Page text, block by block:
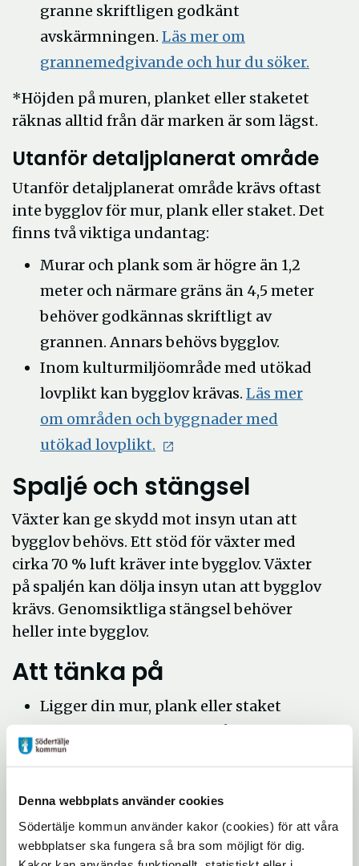
Denna webbplats använder cookies
Södertälje kommun använder kakor (cookies) för att våra
webbplatser ska fungera så bra som möjligt för dig.
granne skriftligen godkänt
avskärmningen. Läs mer om
grannemedgivande och hur du söker.
*Höjden på muren, planket eller staketet
räknas alltid från där marken är som lägst.
Utanför detaljplanerat område
Utanför detaljplanerat område krävs oftast
inte bygglov för mur, plank eller staket. Det
finns två viktiga undantag:
Murar och plank som är högre än 1,2
meter och närmare gräns än 4,5 meter
behöver godkännas skriftligt av
grannen. Annars behövs bygglov.
Inom kulturmiljöområde med utökad
lovplikt kan bygglov krävas. Läs mer
om områden och byggnader med
utökad lovplikt.
Spaljé och stängsel
Växter kan ge skydd mot insyn utan att
bygglov behövs. Ett stöd för växter med
cirka 70 % luft kräver inte bygglov. Växter
på spaljén kan dölja insyn utan att bygglov
krävs. Genomsiktliga stängsel behöver
heller inte bygglov.
Att tänka på
Ligger din mur, plank eller staket
behöva söka dispens från
Lägre staket och häckar är oftast
lämpligare i stadsmiljön än höga
plank. I vissa fall kan plank och murar